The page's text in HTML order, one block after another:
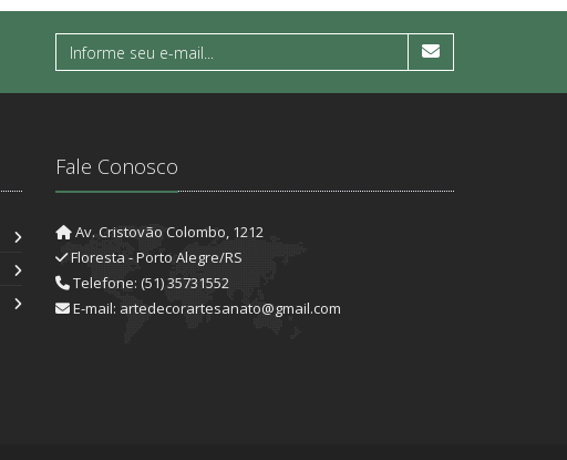
Fale Conosco
Av. Cristovão Colombo, 1212
Floresta - Porto Alegre/RS
Telefone: (51) 35731552
E-mail: artedecorartesanato@gmail.com